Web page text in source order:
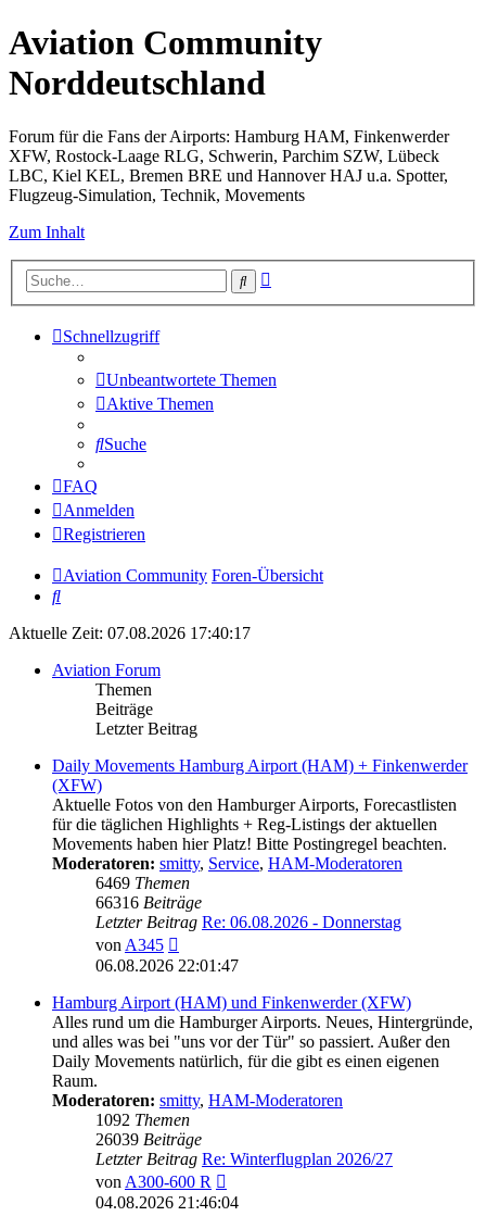
Aviation Community
Norddeutschland
Forum für die Fans der Airports: Hamburg HAM, Finkenwerder
XFW, Rostock-Laage RLG, Schwerin, Parchim SZW, Lübeck
LBC, Kiel KEL, Bremen BRE und Hannover HAJ u.a. Spotter,
Flugzeug-Simulation, Technik, Movements
Zum Inhalt
Suche
Schnellzugriff
Unbeantwortete Themen
Aktive Themen
Suche
FAQ
Anmelden
Registrieren
Aviation Community Foren-Übersicht
Suche
Aktuelle Zeit: 07.08.2026 17:40:17
Aviation Forum
Themen
Beiträge
Letzter Beitrag
Daily Movements Hamburg Airport (HAM) + Finkenwerder
(XFW)
Aktuelle Fotos von den Hamburger Airports, Forecastlisten
für die täglichen Highlights + Reg-Listings der aktuellen
Movements haben hier Platz! Bitte Postingregel beachten.
Moderatoren: smitty, Service, HAM-Moderatoren
6469 Themen
66316 Beiträge
Letzter Beitrag Re: 06.08.2026 - Donnerstag
vonA345
Beitrag
06.08.2026 22:01:47
Hamburg Airport (HAM) und Finkenwerder (XFW)
Alles rund um die Hamburger Airports. Neues, Hintergründe,
und alles was bei "uns vor der Tür" so passiert. Außer den
Daily Movements natürlich, für die gibt es einen eigenen
Raum.
Moderatoren: smitty, HAM-Moderatoren
1092 Themen
26039 Beiträge
Letzter Beitrag Re: Winterflugplan 2026/27
vonA300-600 R
Beitrag
04.08.2026 21:46:04